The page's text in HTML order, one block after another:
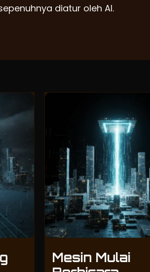
diatur oleh AI.
Mesin Mulai